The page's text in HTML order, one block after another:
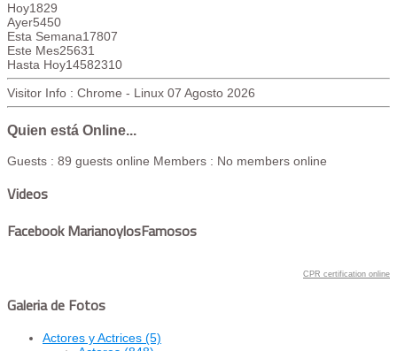
Hoy1829
Ayer5450
Esta Semana17807
Este Mes25631
Hasta Hoy14582310
Visitor Info : Chrome - Linux 07 Agosto 2026
Quien está Online...
Guests : 89 guests online Members : No members online
Videos
Facebook MarianoylosFamosos
CPR certification online
Galeria de Fotos
Actores y Actrices (5)